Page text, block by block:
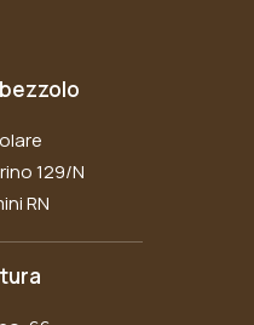
129/N
RN